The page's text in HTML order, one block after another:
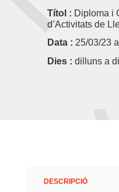
Títol : Diploma i
d’Activitats de
Data : 25/03/23
Dies : dilluns a
DESCRIPCIÓ